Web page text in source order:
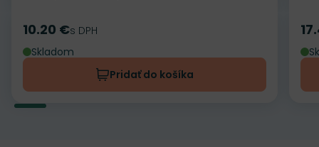
Cena
10.20 €s DPH
Skladom
Pridať do košíka